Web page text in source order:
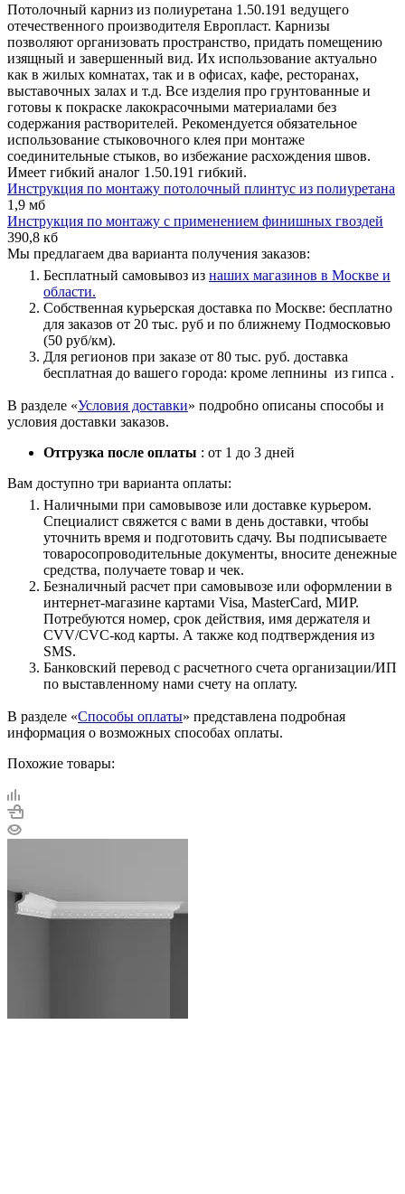
Потолочный карниз из полиуретана 1.50.191 ведущего
отечественного производителя Европласт. Карнизы
позволяют организовать пространство, придать помещению
изящный и завершенный вид. Их использование актуально
как в жилых комнатах, так и в офисах, кафе, ресторанах,
выставочных залах и т.д. Все изделия про грунтованные и
готовы к покраске лакокрасочными материалами без
содержания растворителей. Рекомендуется обязательное
использование стыковочного клея при монтаже
соединительные стыков, во избежание расхождения швов.
Имеет гибкий аналог 1.50.191 гибкий.
Инструкция по монтажу потолочный плинтус из полиуретана
1,9 мб
Инструкция по монтажу с применением финишных гвоздей
390,8 кб
Мы предлагаем два варианта получения заказов:
Бесплатный самовывоз из наших магазинов в Москве и
области.
Собственная курьерская доставка по Москве: бесплатно
для заказов от 20 тыс. руб и по ближнему Подмосковью
(50 руб/км).
Для регионов при заказе от 80 тыс. руб. доставка
бесплатная до вашего города: кроме лепнины из гипса .
В разделе «Условия доставки» подробно описаны способы и
условия доставки заказов.
Отгрузка после оплаты : от 1 до 3 дней
Вам доступно три варианта оплаты:
Наличными при самовывозе или доставке курьером.
Специалист свяжется с вами в день доставки, чтобы
уточнить время и подготовить сдачу. Вы подписываете
товаросопроводительные документы, вносите денежные
средства, получаете товар и чек.
Безналичный расчет при самовывозе или оформлении в
интернет-магазине картами Visa, MasterCard, МИР.
Потребуются номер, срок действия, имя держателя и
CVV/CVC-код карты. А также код подтверждения из
SMS.
Банковский перевод с расчетного счета организации/ИП
по выставленному нами счету на оплату.
В разделе «Способы оплаты» представлена подробная
информация о возможных способах оплаты.
Похожие товары: